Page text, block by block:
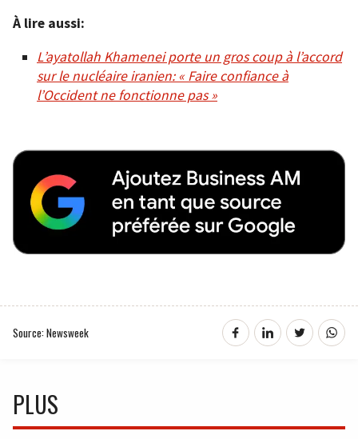
À lire aussi:
L’ayatollah Khamenei porte un gros coup à l’accord
sur le nucléaire iranien: « Faire confiance à
l’Occident ne fonctionne pas »
Source: Newsweek
PLUS